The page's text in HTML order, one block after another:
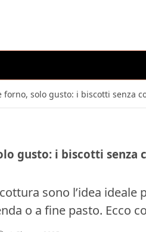
forno, solo gusto: i biscotti senza
gusto: i biscotti
sono l’idea ideale
o a fine pasto. Ecco